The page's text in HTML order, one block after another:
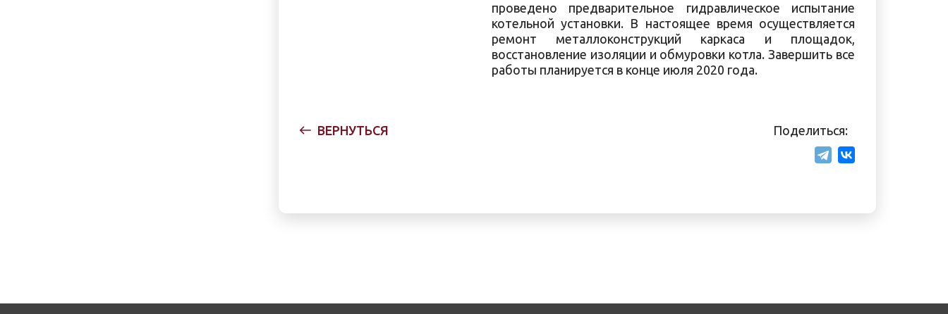
проведено предварительное гидравлическое испытание
котельной установки. В настоящее время осуществляется
ремонт металлоконструкций каркаса и площадок,
восстановление изоляции и обмуровки котла. Завершить все
работы планируется в конце июля 2020 года.
ВЕРНУТЬСЯ Поделиться: